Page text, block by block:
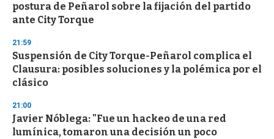
postura de Peñarol sobre la fijación del partido
ante City Torque
21:59
Suspensión de City Torque-Peñarol complica el
Clausura: posibles soluciones y la polémica por el
clásico
21:00
Javier Nóblega: "Fue un hackeo de una red
lumínica, tomaron una decisión un poco